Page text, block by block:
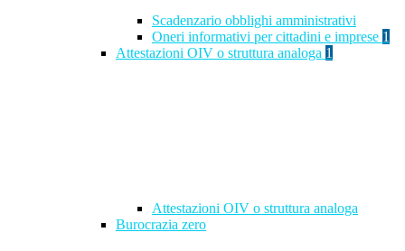
Scadenzario obblighi amministrativi
Oneri informativi per cittadini e imprese 1
Attestazioni OIV o struttura analoga 1
Attestazioni OIV o struttura analoga
Burocrazia zero